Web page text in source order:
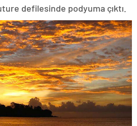
defilesinde podyuma çıktı.